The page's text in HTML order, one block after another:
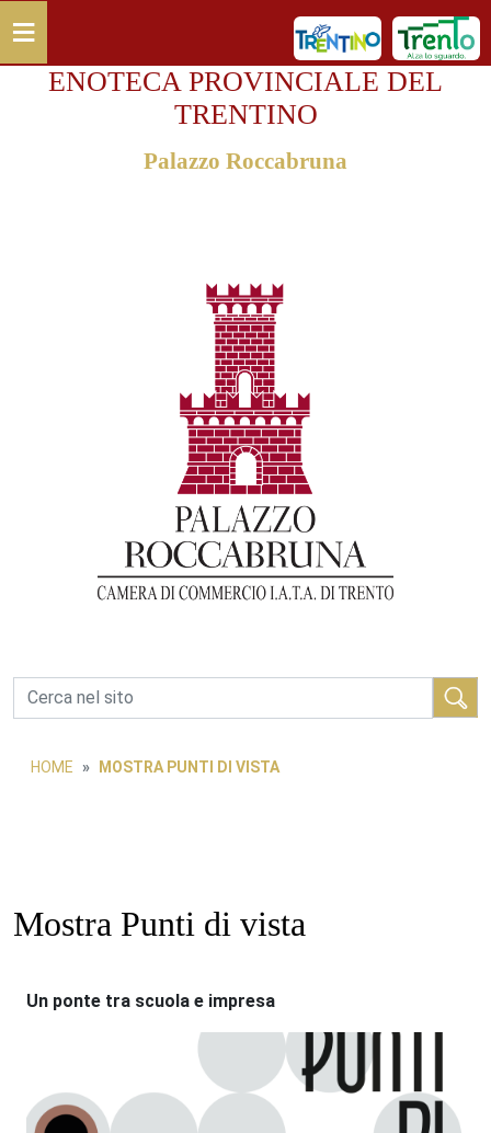
≡
ENOTECA PROVINCIALE DEL
TRENTINO
Palazzo Roccabruna
Cerca
HOME MOSTRA PUNTI DI VISTA
Mostra Punti di vista
Un ponte tra scuola e impresa